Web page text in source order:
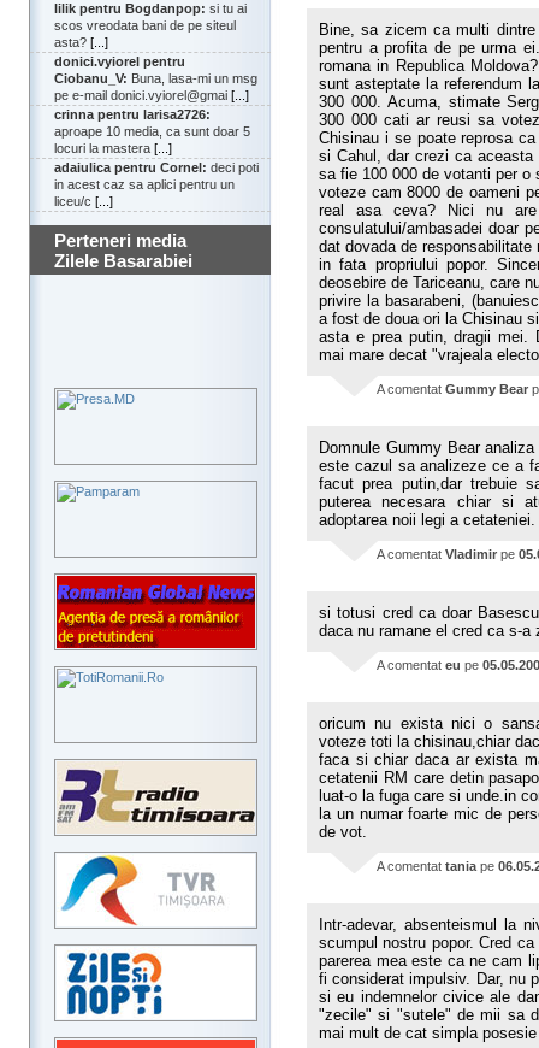
lilik pentru Bogdanpop: si tu ai
scos vreodata bani de pe siteul
asta? [...]
donici.vyiorel pentru
Ciobanu_V: Buna, lasa-mi un msg
pe e-mail donici.vyiorel@gmai [...]
crinna pentru larisa2726:
aproape 10 media, ca sunt doar 5
locuri la mastera [...]
adaiulica pentru Cornel: deci poti
in acest caz sa aplici pentru un
liceu/c [...]
Perteneri media
Zilele Basarabiei
Bine, sa zicem ca multi
pentru a profita de pe urma
romana in Republica
sunt asteptate la referendum
300 000. Acuma, stimate
300 000 cati ar reusi sa
Chisinau i se poate reprosa
si Cahul, dar crezi ca
sa fie 100 000 de votanti per
voteze cam 8000 de oameni
real asa ceva? Nici nu
consulatului/ambasadei doar
dat dovada de
in fata propriului popor.
deosebire de Tariceanu, care
privire la basarabeni,
a fost de doua ori la Chisinau
asta e prea putin, dragii mei.
mai mare decat "vrajeala
A comentat Gummy Bear
Domnule Gummy Bear
este cazul sa analizeze ce a
facut prea putin,dar trebuie
puterea necesara chiar si
adoptarea noii legi a cetateniei.
A comentat Vladimir pe
si totusi cred ca doar
daca nu ramane el cred ca s-
A comentat eu pe
oricum nu exista nici o
voteze toti la chisinau,chiar
faca si chiar daca ar exista
cetatenii RM care detin
luat-o la fuga care si unde.in
la un numar foarte mic de
de vot.
A comentat tania pe
Intr-adevar, absenteismul la
scumpul nostru popor. Cred
parerea mea este ca ne cam
fi considerat impulsiv. Dar, nu
si eu indemnelor civice ale
"zecile" si "sutele" de mii sa
mai mult de cat simpla